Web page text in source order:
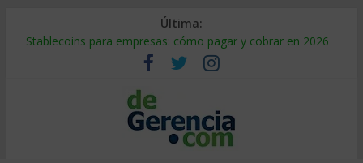
Última:
Stablecoins para empresas: cómo pagar y cobrar en 2026
Despido silencioso: qué es y por qué sale tan caro
IA en selección de personal: cómo auditarla a tiempo
Trabajo forzoso en la cadena de suministro: qué hacer
Mercado hispano de EE. UU.: cómo segmentarlo y venderle